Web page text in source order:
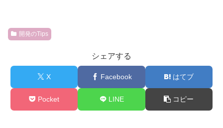
開発のTips
シェアする
X Facebook はてブ
Pocket LINE コピー